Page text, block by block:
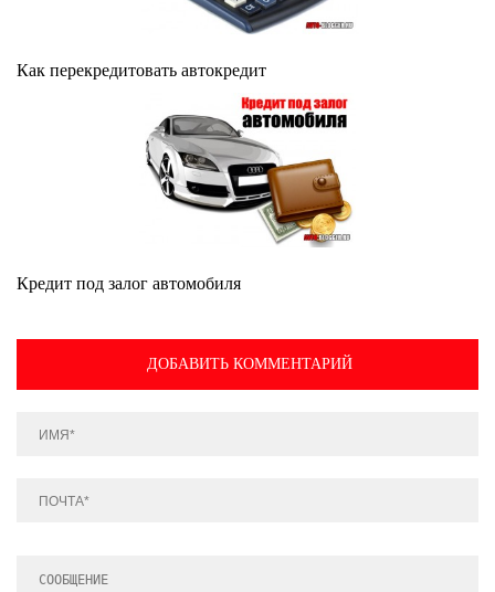
Как перекредитовать автокредит
Кредит под залог автомобиля
ДОБАВИТЬ КОММЕНТАРИЙ